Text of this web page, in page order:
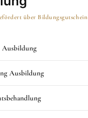
über Bildungsgutschein
Ausbildung
Ausbildung